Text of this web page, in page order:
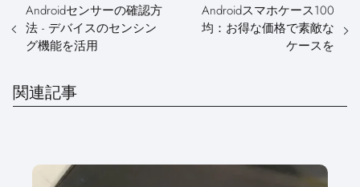
Androidセンサーの確認方
法 - デバイスのセンシン
グ機能を活用
Androidスマホケース100
均：お得な価格で素敵な
ケースを
関連記事